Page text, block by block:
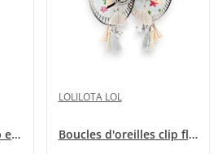
Boucles d'oreilles clip en métal multicolores...
LOLILOTA LOL
Boucles d'oreilles clip fleurs romantique bleu...